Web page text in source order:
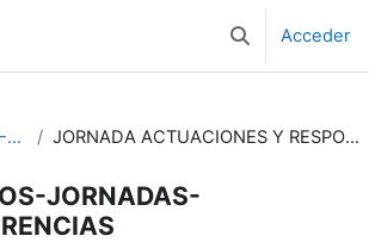
Selector de
Acceder
EVENTOS-JORNADAS-CONFERENCIAS JORNADA ACTUACIONES Y RESPONSABILIDADES ANTE UN SINIESTRO CON PRODUCTOS PELIGROSOS
JORNADAS-